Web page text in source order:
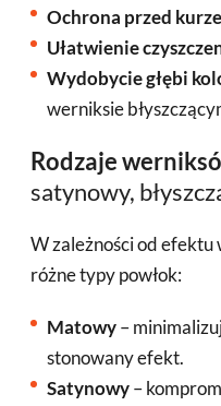
Ochrona przed
Ułatwienie
Wydobycie głębi
werniksie
Rodzaje
satynowy,
W zależności od
różne typy powłok:
Matowy–
stonowany efekt.
Satynowy–